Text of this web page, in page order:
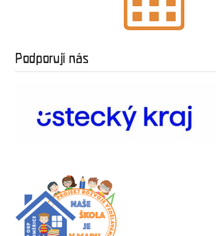
Podporují nás